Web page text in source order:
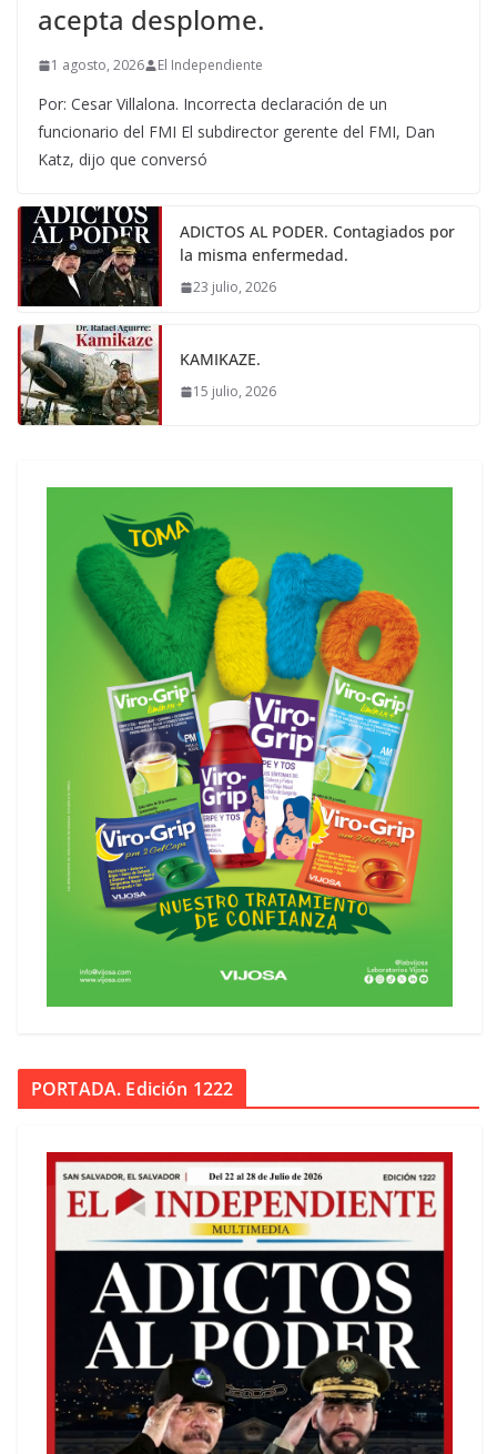
acepta desplome.
1 agosto, 2026 El Independiente
Por: Cesar Villalona. Incorrecta declaración de un
funcionario del FMI El subdirector gerente del FMI, Dan
Katz, dijo que conversó
ADICTOS AL PODER. Contagiados por
la misma enfermedad.
23 julio, 2026
KAMIKAZE.
15 julio, 2026
PORTADA. Edición 1222